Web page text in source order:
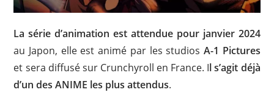
La série d’animation est attendue pour janvier 2024
au Japon, elle est animé par les studios A-1 Pictures
et sera diffusé sur Crunchyroll en France. Il s’agit déjà
d’un des ANIME les plus attendus.